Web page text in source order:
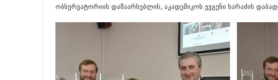
ობსერვატორიის დამაარსებლის, აკადემიკოს ევგენი ხარაძის